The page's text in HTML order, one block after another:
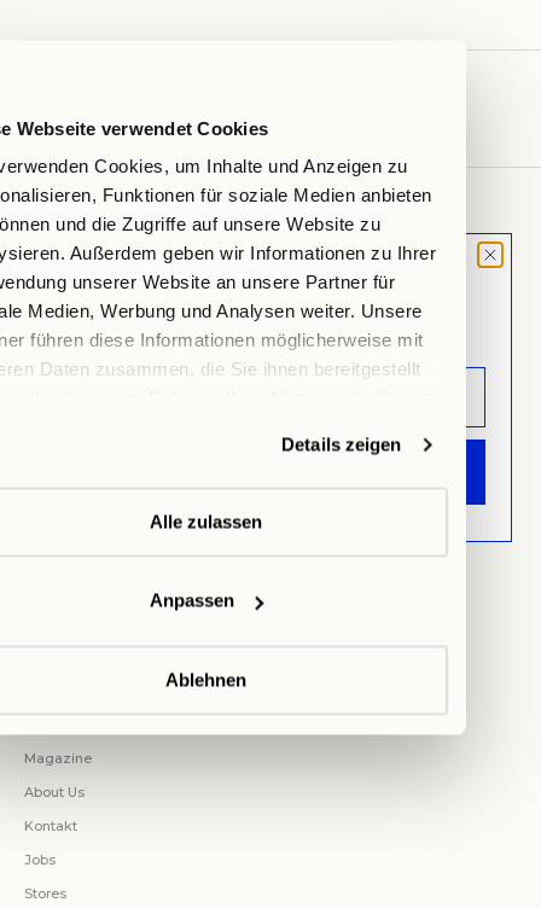
Webseite verwendet Cookies
Cookies, um Inhalte und Anzeigen zu
Funktionen für soziale Medien anbieten
und die Zugriffe auf unsere Website zu
Außerdem geben wir Informationen zu Ihrer
unserer Website an unsere Partner für
Medien, Werbung und Analysen weiter. Unsere
führen diese Informationen möglicherweise mit
Daten zusammen, die Sie ihnen bereitgestellt
Details zeigen
Alle zulassen
Anpassen
Ablehnen
ABOUT US
Within Mood dreht sich um den Ort, den wir als Zuhause wählen. Raum,
der so viel aussagen kann. Dinge, die hier Platz finden, sind oft mehr als
nur Dinge. Sie sind an Erinnerungen geknüpft und erzählen deine
Geschichte.
Versand & Rücksendungen
Bestellung verwalten
UNTERNEHMEN
Magazine
About Us
Kontakt
Jobs
Stores
MOOD LETTER
Sign up and don't miss any launches,
updates & specials.